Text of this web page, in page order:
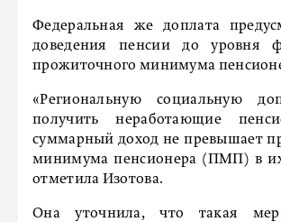
Федеральная же доплата
доведения пенсии до уровня
прожиточного минимума
«Региональную социальную
получить неработающие
суммарный доход не превышает
минимума пенсионера (ПМП) в
отметила Изотова.
Она уточнила, что такая